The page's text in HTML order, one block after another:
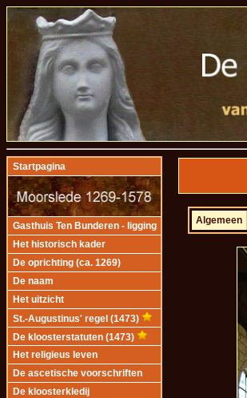
Startpagina
Gasthuis Ten Bunderen - ligging
Het historisch kader
De oprichting (ca. 1269)
De naam
Het uitzicht
St.-Augustinus' regel (1473)
De kloosterstatuten (1473)
Het religieus leven
De ascetische voorschriften
De kloosterkledij
Algemeen